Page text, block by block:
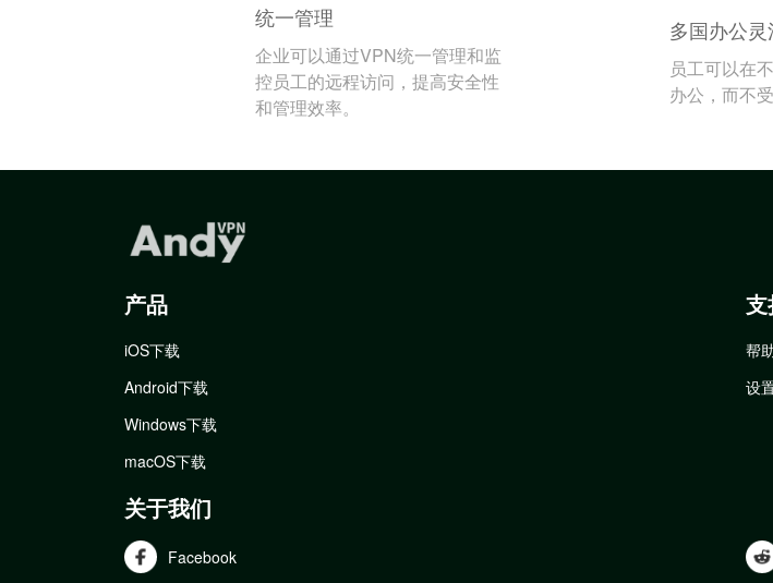
统一管理
企业可以通过VPN统一管理和监
控员工的远程访问，提高安全性
和管理效率。
多国办公灵
员工可以在
办公，而不
产品
iOS下载
Android下载
Windows下载
macOS下载
帮
设
关于我们
Facebook